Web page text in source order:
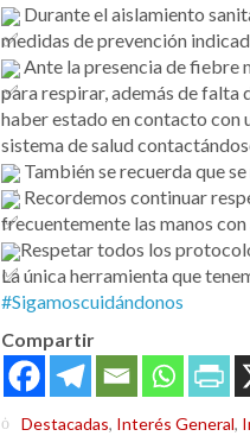
Durante el aislamiento
medidas de prevención
Ante la presencia de fiebre
para respirar, además de
haber estado en contacto con
sistema de salud
También se recuerda que
Recordemos continuar
frecuentemente las manos
Respetar todos los
La única herramienta que
#Sigamoscuidándonos
Compartir
Destacadas, Interés General,